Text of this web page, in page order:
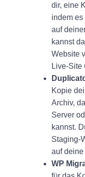
dir, eine
indem
auf
kannst
Website
Live-Site
Kopie
Archiv,
Server
kannst.
Staging-
auf
WP